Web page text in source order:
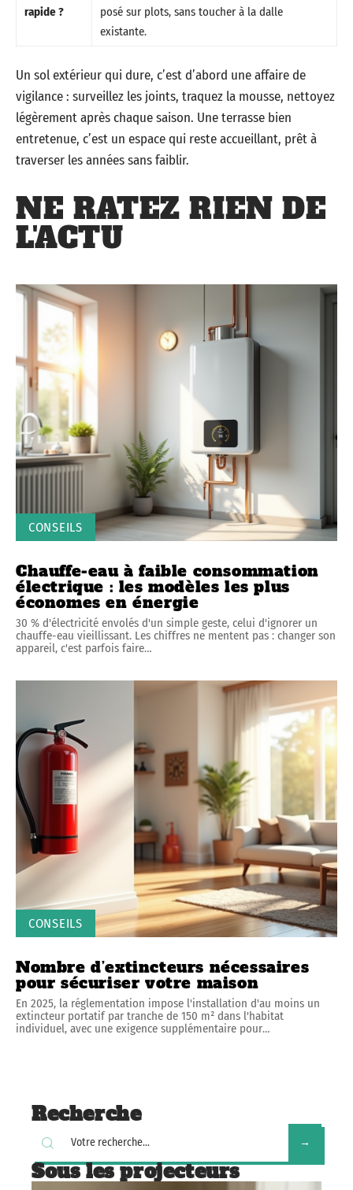
rapide ?
posé sur plots, sans toucher à la dalle
existante.
Un sol extérieur qui dure, c’est d’abord une affaire de
vigilance : surveillez les joints, traquez la mousse, nettoyez
légèrement après chaque saison. Une terrasse bien
entretenue, c’est un espace qui reste accueillant, prêt à
traverser les années sans faiblir.
NE RATEZ RIEN DE
L'ACTU
CONSEILS
Chauffe-eau à faible consommation
électrique : les modèles les plus
économes en énergie
30 % d'électricité envolés d'un simple geste, celui d'ignorer un
chauffe-eau vieillissant. Les chiffres ne mentent pas : changer son
appareil, c'est parfois faire…
CONSEILS
Nombre d’extincteurs nécessaires
pour sécuriser votre maison
En 2025, la réglementation impose l'installation d'au moins un
extincteur portatif par tranche de 150 m² dans l'habitat
individuel, avec une exigence supplémentaire pour…
Recherche
Sous les projecteurs